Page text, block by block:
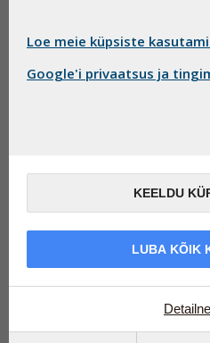
Pharma Nordi tavalist D-
aastaid eelistatud selle kõrge
imendumise tõttu. Seni oli
sisaldasid loomset valku,
lahendatud - Pharma Nord tõi
põhineb ettevõtte
Loe meie küpsiste
Google'i privaatsus ja
KEELDU
LUBA KÕIK